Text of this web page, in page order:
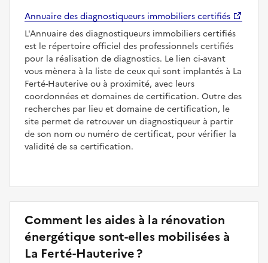
Annuaire des diagnostiqueurs immobiliers certifiés
L'Annuaire des diagnostiqueurs immobiliers certifiés
est le répertoire officiel des professionnels certifiés
pour la réalisation de diagnostics. Le lien ci-avant
vous mènera à la liste de ceux qui sont implantés à La
Ferté-Hauterive ou à proximité, avec leurs
coordonnées et domaines de certification. Outre des
recherches par lieu et domaine de certification, le
site permet de retrouver un diagnostiqueur à partir
de son nom ou numéro de certificat, pour vérifier la
validité de sa certification.
Comment les aides à la rénovation
énergétique sont-elles mobilisées à
La Ferté-Hauterive ?